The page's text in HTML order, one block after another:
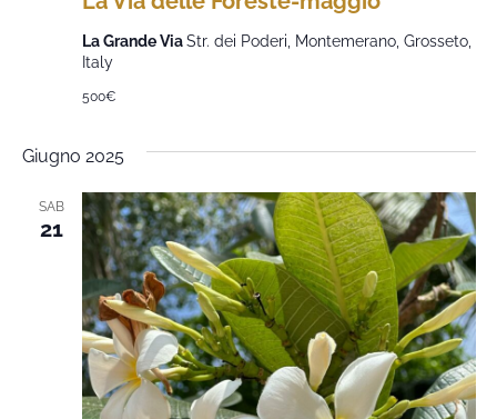
La Grande ViaStr. dei Poderi, Montemerano, Grosseto,
Italy
500€
Giugno 2025
SAB
21